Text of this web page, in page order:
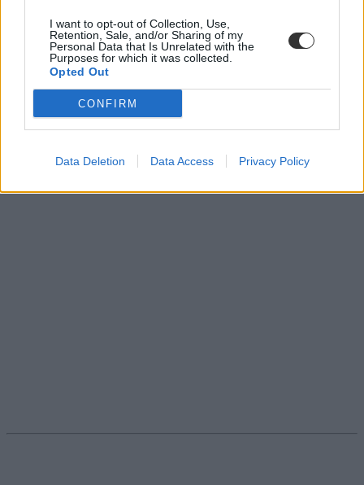
I want to opt-out of Collection, Use,
Retention, Sale, and/or Sharing of my
Personal Data that Is Unrelated with the
Purposes for which it was collected.
Opted Out
CONFIRM
Data Deletion Data Access Privacy Policy
választani kell a brit és az amerikai egyetemek között, könnyű
elveszni. Mindkét rendszer világszínvonalú, mégis másképp
működik: eltér a tanórák felépítése, a felvételi folyamata, a közösségi
élet és a mindennapok ritmusa. Ritli Zsanett írása, aki a University
of St. Andrews alumnájaként és jelenlegi Fulbright-ösztöndíjas
NYU hallgatóként mindkét felsőoktatási rendszerben első kézből
szerzett tapasztalatot.